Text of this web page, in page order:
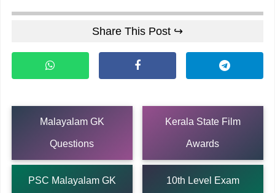
Share This Post ↪
Malayalam GK
Questions
Kerala State Film
Awards
PSC Malayalam GK 10th Level Exam